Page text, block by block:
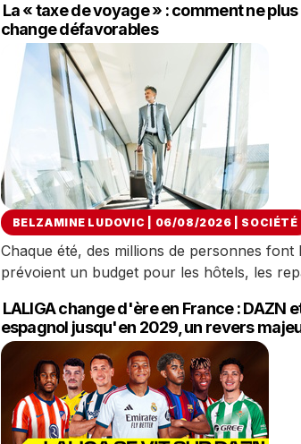
La « taxe de voyage » : comment ne
change défavorables
BELZAMINE LUDOVIC | 06/08/2026 SOCIÉTÉ
Chaque été, des millions de personnes
prévoient un budget pour les hôtels, les
LALIGA change d'ère en France :
espagnol jusqu'en 2029, un revers